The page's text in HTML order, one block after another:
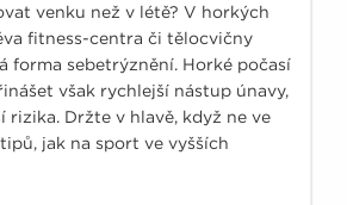
venku než v létě? V horkých
fitness-centra či tělocvičny
forma sebetrýznění. Horké počasí
však rychlejší nástup únavy,
rizika. Držte v hlavě, když ne ve
jak na sport ve vyšších